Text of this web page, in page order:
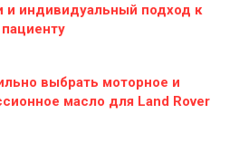
и индивидуальный подход к
выбрать моторное и
масло для Land Rover